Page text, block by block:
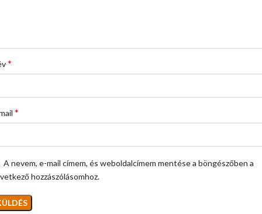
*
*
A nevem, e-mail címem, és weboldalcímem mentése a böngészőben a
hozzászólásomhoz.